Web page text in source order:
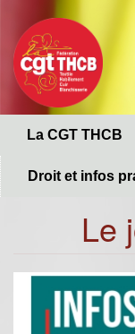
contenu
principal
La CGT THCB
Droit et infos
Le